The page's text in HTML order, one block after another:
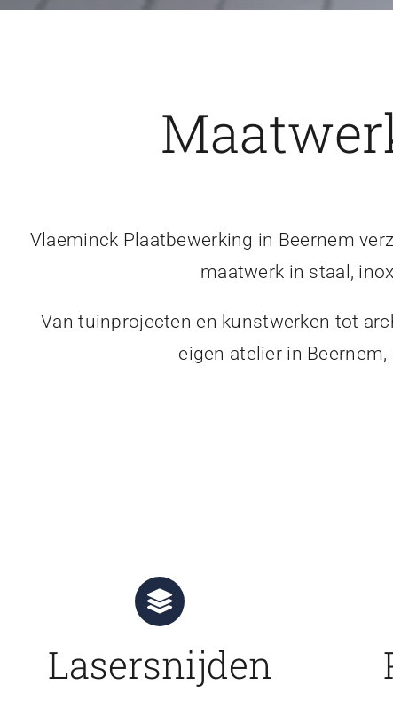
Vlaeminck Plaatbewerking in Beernem
maatwerk in staal,
Van tuinprojecten en kunstwerken tot
eigen atelier in
Lasersnijden